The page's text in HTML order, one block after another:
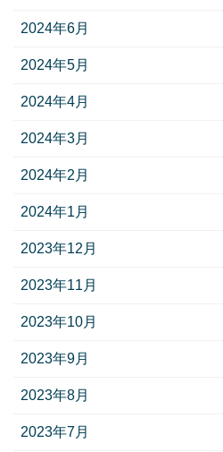
2024年6月
2024年5月
2024年4月
2024年3月
2024年2月
2024年1月
2023年12月
2023年11月
2023年10月
2023年9月
2023年8月
2023年7月